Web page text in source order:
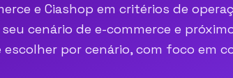
e Ciashop em critérios de
cenário de e-commerce e
escolher por cenário, com foco em